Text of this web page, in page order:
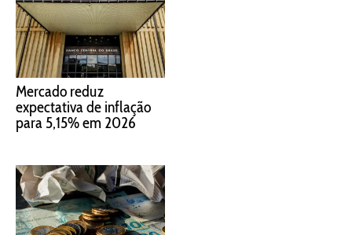
Mercado reduz
expectativa de inflação
para 5,15% em 2026